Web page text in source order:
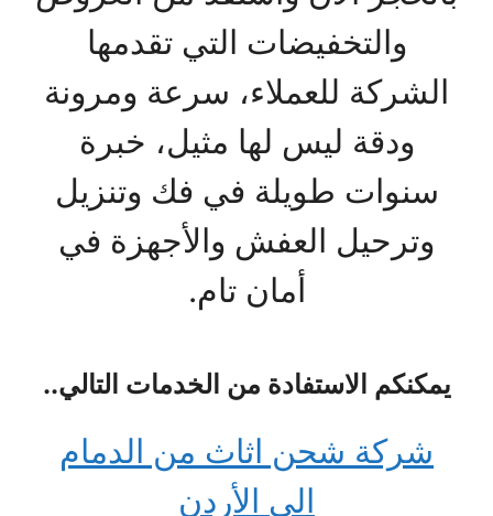
والتخفيضات التي تقدمها
الشركة للعملاء، سرعة ومرونة
ودقة ليس لها مثيل، خبرة
سنوات طويلة في فك وتنزيل
وترحيل العفش والأجهزة في
أمان تام.
يمكنكم الاستفادة من الخدمات التالي..
شركة شحن اثاث من الدمام
الي الأردن